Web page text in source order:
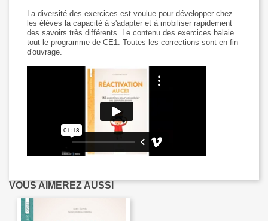
La diversité des exercices est voulue pour développer chez
les élèves la capacité à s'adapter et à mobiliser rapidement
des savoirs très différents. Le contenu des exercices balaie
tout le programme de CE1. Toutes les corrections sont en fin
d'ouvrage.
VOUS AIMEREZ AUSSI